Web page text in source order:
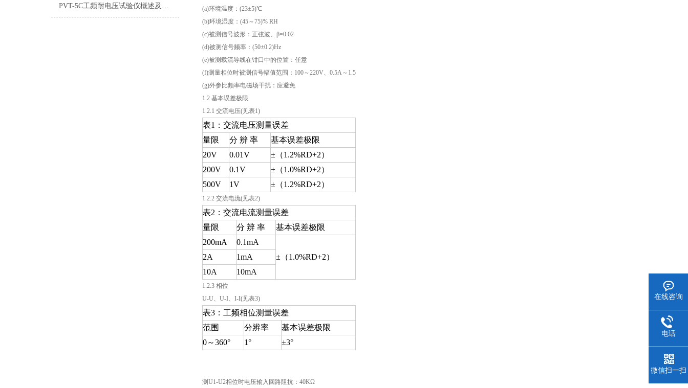
PVT-5C工频耐电压试验仪概述及特点
(a)环境温度：(23±5)℃
(b)环境湿度：(45～75)% RH
(c)被测信号波形：正弦波、β=0.02
(d)被测信号频率：(50±0.2)Hz
(e)被测载流导线在钳口中的位置：任意
(f)测量相位时被测信号幅值范围：100～220V、0.5A～1.5
(g)外参比频率电磁场干扰：应避免
1.2 基本误差极限
1.2.1 交流电压(见表1)
表1：交流电压测量误差
量限
分 辨 率
基本误差极限
20V
0.01V
±（1.2%RD+2）
200V
0.1V
±（1.0%RD+2）
500V
1V ±（1.2%RD+2）
1.2.2 交流电流(见表2)
表2：交流电流测量误差
量限
分 辨 率
基本误差极限
200mA
0.1mA
±（1.0%RD+2）
2A
1mA
10A
10mA
1.2.3 相位
U-U、U-I、I-I(见表3)
表3：工频相位测量误差
范围
分辨率
基本误差极限
0～360°
1° ±3°
测U1-U2相位时电压输入回路阻抗：40KΩ
在线咨询
电话
微信扫一扫